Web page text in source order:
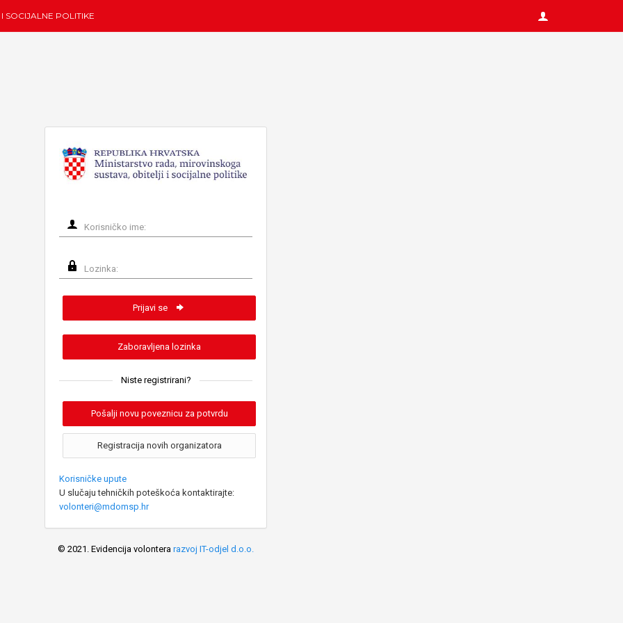
SOCIJALNE POLITIKE
Prijavi se
Zaboravljena lozinka
Niste registrirani?
Pošalji novu poveznicu za potvrdu
Registracija novih organizatora
Korisničke upute
U slučaju tehničkih poteškoća kontaktirajte:
volonteri@mdomsp.hr
© 2021. Evidencija volontera razvoj IT-odjel d.o.o.